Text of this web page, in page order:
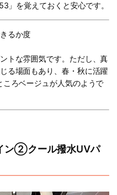
」を覚えておくと安心です。
るか度
トな雰囲気です。ただし、真
る場面もあり、春・秋に活躍
ころベージュが人気のようで
ン②クール撥水UVパ